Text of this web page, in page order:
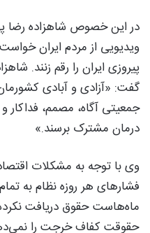
در این خصوص شاهزاده رضا
ویدیویی از مردم ایران
پیروزی ایران را رقم زنند.
گفت: «آزادی و آبادی
جمعیتی آگاه، مصمم، فداکار
درمان مشترک برسند.»
وی با توجه به مشکلات
فشارهای هر روزه نظام به
ماه‌هاست حقوق دریافت
حقوقت کفاف خرجت را